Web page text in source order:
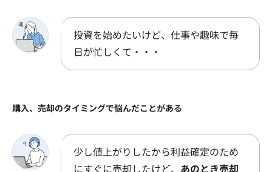
投資を始めたいけど、仕事や趣味で毎
日が忙しくて・・・
購入、売却のタイミングで悩んだことがある
少し値上がりしたから利益確定のため
にすぐに売却したけど、 あのとき売却